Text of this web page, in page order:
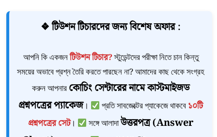
❖ টিউশন টিচারদের জন্য বিশেষ অফার :
আপনি কি একজনটিউশন টিচার?স্টুডেন্টদের পরীক্ষা নিতে চান কিন্তু
সময়ের অভাবে প্রশ্ন তৈরি করতে পারছেন না? আমাদের কাছ থেকে সংগ্রহ
করুন আপনারকোচিং সেন্টারের নামে কাস্টমাইজড
প্রশ্নপত্রের প্যাকেজ। প্রতি সাবজেক্টের প্যাকেজে থাকবে১০টি
প্রশ্নপত্রের সেট। সঙ্গে আলাদাউত্তরপত্র (Answer